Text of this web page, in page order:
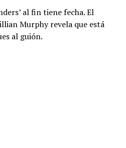
al fin tiene fecha. El
Murphy revela que está
al guión.